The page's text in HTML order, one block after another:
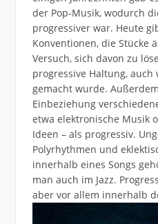
der Pop-Musik, wodurch
progressiver war. Heute
Konventionen, die Stücke
Versuch, sich davon zu
progressive Haltung, auch
gemacht wurde.
Einbeziehung
etwa elektronische Musik
Ideen – als progressiv.
Polyrhythmen und
innerhalb eines Songs
man auch im Jazz.
aber vor allem innerhalb